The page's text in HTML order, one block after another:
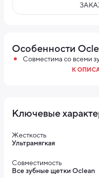
Особенности
Совместима со всеми
К
Ключевые
Жесткость
Ультрамягкая
Совместимость
Все зубные щетки Oclean